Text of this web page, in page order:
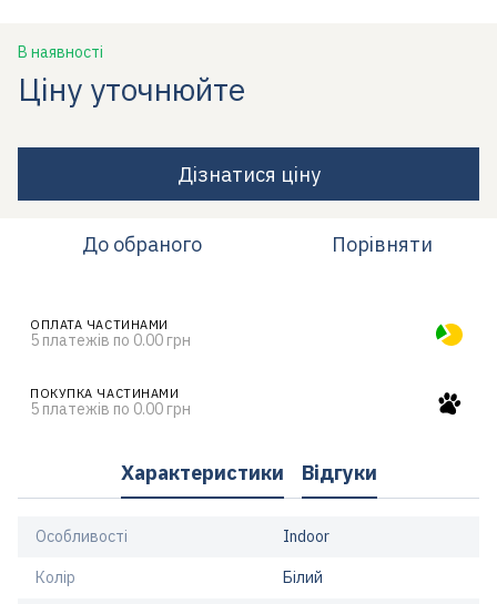
В наявності
Ціну уточнюйте
Дізнатися ціну
До обраного Порівняти
ОПЛАТА ЧАСТИНАМИ
5 платежів по 0.00 грн
ПОКУПКА ЧАСТИНАМИ
5 платежів по 0.00 грн
Характеристики Відгуки
Особливості Indoor
Колір Білий